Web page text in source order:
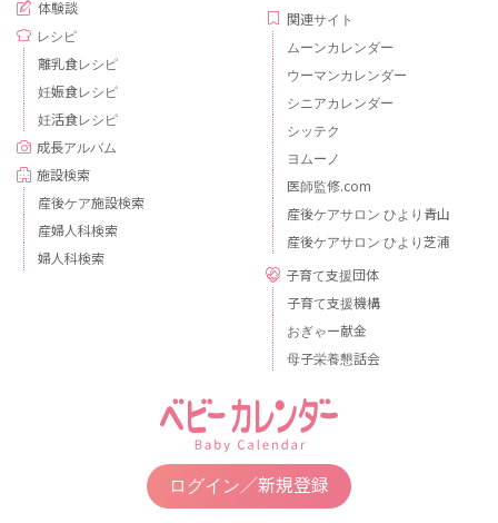
体験談
レシピ
離乳食レシピ
妊娠食レシピ
妊活食レシピ
成長アルバム
施設検索
産後ケア施設検索
産婦人科検索
婦人科検索
関連サイト
ムーンカレンダー
ウーマンカレンダー
シニアカレンダー
シッテク
ヨムーノ
医師監修.com
産後ケアサロン ひより青山
産後ケアサロン ひより芝浦
子育て支援団体
子育て支援機構
おぎゃー献金
母子栄養懇話会
ログイン／新規登録